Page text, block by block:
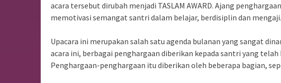
acara tersebut dirubah menjadi TASLAM AWARD. Ajang
memotivasi semangat santri dalam belajar, berdisiplin dan mengaji.
Upacara ini merupakan salah satu agenda bulanan yang sangat
acara ini, berbagai penghargaan diberikan kepada santri yang
Penghargaan-penghargaan itu diberikan oleh beberapa bagian,